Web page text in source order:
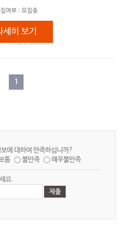
여부 : 모집중
족 체육강좌
세히 보기
1
에 대하여 만족하십니까?
통 불만족 매우불만족
요.